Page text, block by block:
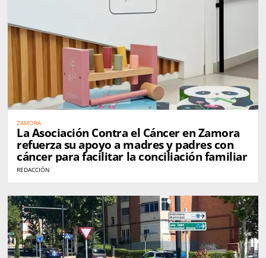
ZAMORA
La Asociación Contra el Cáncer en Zamora
refuerza su apoyo a madres y padres con
cáncer para facilitar la conciliación familiar
REDACCIÓN